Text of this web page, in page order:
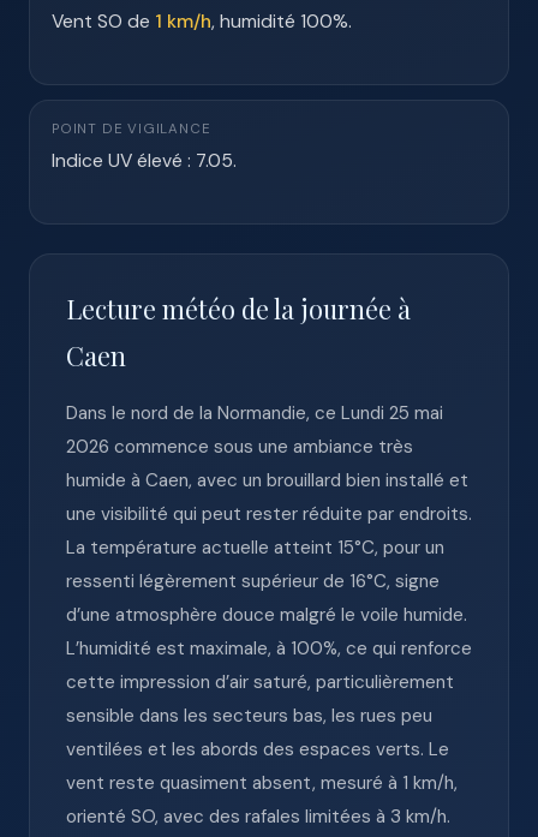
Vent SO de 1 km/h, humidité 100%.
POINT DE VIGILANCE
Indice UV élevé : 7.05.
Lecture météo de la journée à
Caen
Dans le nord de la Normandie, ce Lundi 25 mai
2026 commence sous une ambiance très
humide à Caen, avec un brouillard bien installé et
une visibilité qui peut rester réduite par endroits.
La température actuelle atteint 15°C, pour un
ressenti légèrement supérieur de 16°C, signe
d’une atmosphère douce malgré le voile humide.
L’humidité est maximale, à 100%, ce qui renforce
cette impression d’air saturé, particulièrement
sensible dans les secteurs bas, les rues peu
ventilées et les abords des espaces verts. Le
vent reste quasiment absent, mesuré à 1 km/h,
orienté SO, avec des rafales limitées à 3 km/h.